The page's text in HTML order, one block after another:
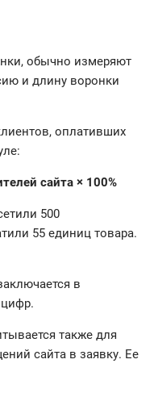
обычно измеряют
и длину воронки
оплативших
сайта × 100%
500
55 единиц товара.
в
также для
сайта в заявку. Ее